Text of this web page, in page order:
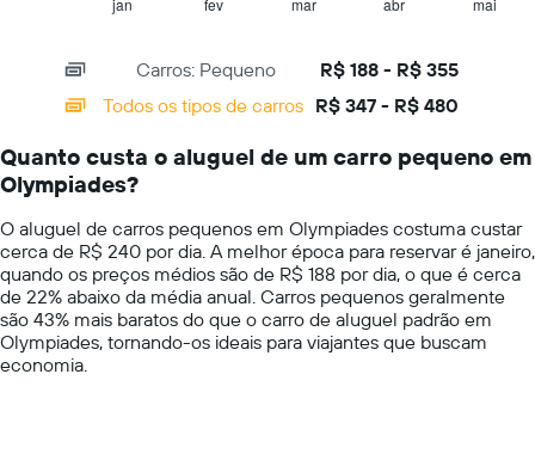
aluguel
carro
um
dia
displaying
categories.
categories.
The
has
1
Y
axis
displaying
values.
Range:
jan fev mar abr mai
Carros: Pequeno
R$ 188 - R$ 355
Todos os tipos de carros R$ 347 - R$ 480
Quanto custa o aluguel de um carro pequeno em
Olympiades?
O aluguel de carros pequenos em Olympiades costuma custar
cerca de R$ 240 por dia. A melhor época para reservar é janeiro,
quando os preços médios são de R$ 188 por dia, o que é cerca
de 22% abaixo da média anual. Carros pequenos geralmente
são 43% mais baratos do que o carro de aluguel padrão em
Olympiades, tornando-os ideais para viajantes que buscam
economia.